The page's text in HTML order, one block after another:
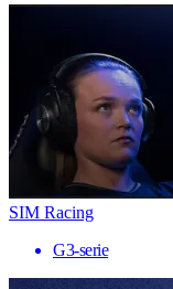
SIM Racing
G3-serie